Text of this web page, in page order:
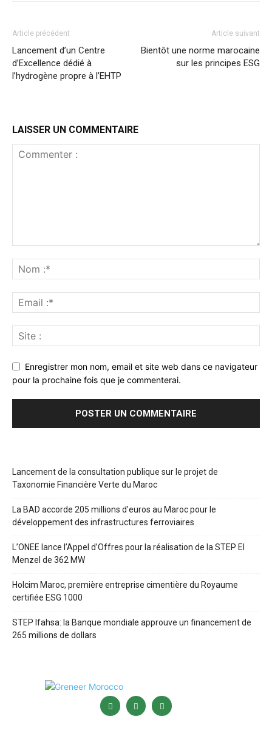
Article précédent
Lancement d’un Centre
d’Excellence dédié à
l’hydrogène propre à l’EHTP
Article suivant
Bientôt une norme marocaine
sur les principes ESG
LAISSER UN COMMENTAIRE
Enregistrer mon nom, email et site web dans ce navigateur
pour la prochaine fois que je commenterai.
Lancement de la consultation publique sur le projet de
Taxonomie Financière Verte du Maroc
La BAD accorde 205 millions d’euros au Maroc pour le
développement des infrastructures ferroviaires
L’ONEE lance l’Appel d’Offres pour la réalisation de la STEP El
Menzel de 362 MW
Holcim Maroc, première entreprise cimentière du Royaume
certifiée ESG 1000
STEP Ifahsa: la Banque mondiale approuve un financement de
265 millions de dollars